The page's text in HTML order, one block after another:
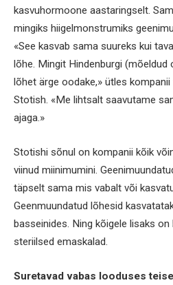
kasvuhormoone aastaringselt.
mingiks hiigelmonstrumiks
«See kasvab sama suureks kui
lõhe. Mingit Hindenburgi
lõhet ärge oodake,» ütles
Stotish. «Me lihtsalt saavutame
ajaga.»
Stotishi sõnul on kompanii kõik
viinud miinimumini.
täpselt sama mis vabalt või
Geenmuundatud lõhesid
basseinides. Ning kõigele lisaks
steriilsed emaskalad.
Suretavad vabas looduses